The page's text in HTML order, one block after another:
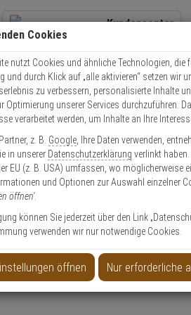
Kundencenter
Kontaktservice nutzen
Mo. - Do.: 8:00 - 16:30 Fr. 8:00 - 14:00 Uhr
Zutritt
Abus wAppLoxx Pro
Cookies
nutzt Cookies und ähnliche Technologien, die
und durch Klick auf „alle aktivieren“ setzen wir
zu verbessern, personalisierte Inhalte
Optimierung unserer Services durchzuführen.
verarbeitet werden, um Inhalte an Ihre
z. B. Google , Ihre Daten verwenden,
in unserer Datenschutzerklärung verlinkt
EU (z. B. USA) umfassen, wo möglicherweise
und Optionen zur Auswahl einzelner
öffnen'.
können Sie jederzeit über den Link
verwenden wir nur notwendige Cookies.
öffnen Nur erforderliche